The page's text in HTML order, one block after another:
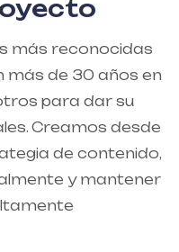
más reconocidas
más de 30 años en
para dar su
Creamos desde
de contenido,
y mantener